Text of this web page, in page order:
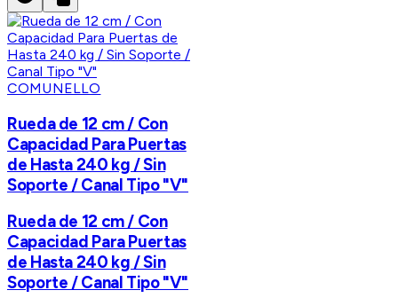
COMUNELLO
Rueda de 12 cm / Con
Capacidad Para Puertas
de Hasta 240 kg / Sin
Soporte / Canal Tipo "V"
Rueda de 12 cm / Con
Capacidad Para Puertas
de Hasta 240 kg / Sin
Soporte / Canal Tipo "V"